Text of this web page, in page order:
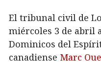
El tribunal civil de
miércoles 3 de abril
Dominicos del
canadiense Marc